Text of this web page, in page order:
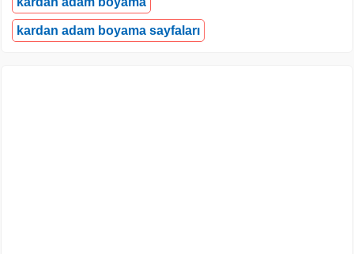
kardan adam boyama sayfaları